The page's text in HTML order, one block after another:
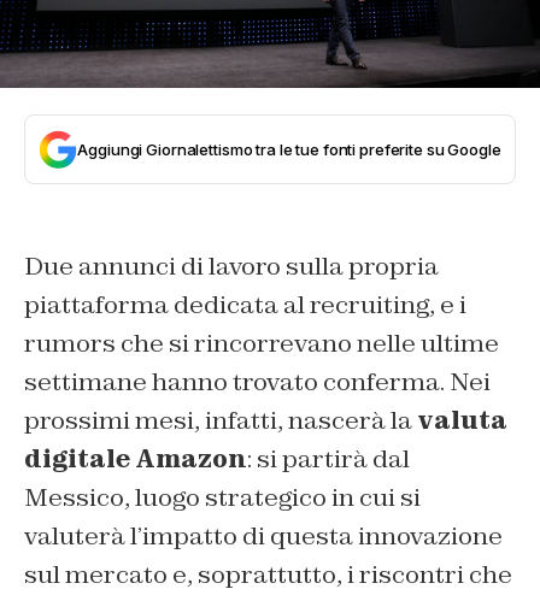
Aggiungi Giornalettismo tra le tue fonti preferite su Google
Due annunci di lavoro sulla propria
piattaforma dedicata alrecruiting, e i
rumors che si rincorrevano nelle ultime
settimane hanno trovato conferma. Nei
prossimi mesi, infatti, nascerà lavaluta
digitale Amazon: si partirà dal
Messico, luogo strategico in cui si
valuterà l’impatto di questa innovazione
sul mercato e, soprattutto, i riscontri che